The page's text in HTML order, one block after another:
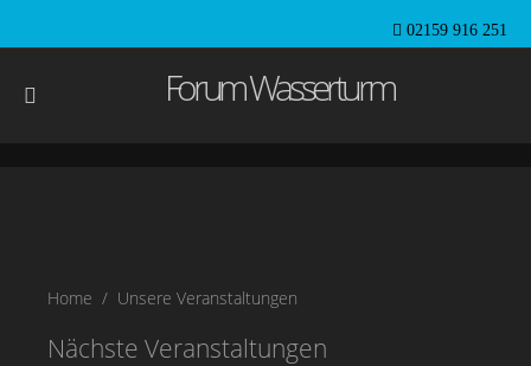
02159 916 251
Forum Wasserturm
Home Unsere Veranstaltungen
Nächste Veranstaltungen